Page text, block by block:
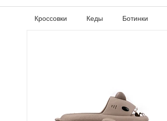
Кроссовки Кеды Ботинки